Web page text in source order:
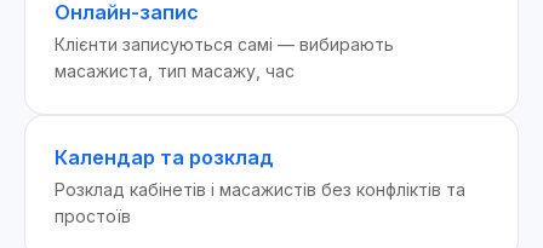
Онлайн-запис
Клієнти записуються самі — вибирають
масажиста, тип масажу, час
Календар та розклад
Розклад кабінетів і масажистів без конфліктів та
простоїв